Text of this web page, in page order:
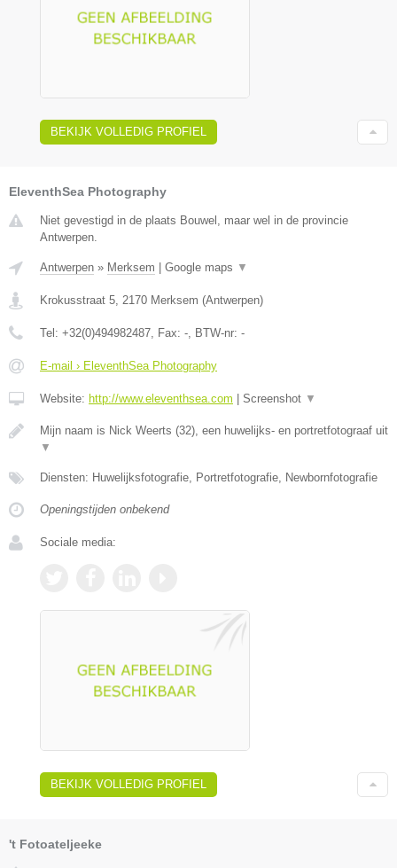
BEKIJK VOLLEDIG PROFIEL
EleventhSea Photography
Niet gevestigd in de plaats Bouwel, maar wel in de provincie
Antwerpen.
Antwerpen » Merksem Google maps ▼
Krokusstraat 5, 2170 Merksem (Antwerpen)
Tel: +32(0)494982487, Fax: -, BTW-nr: -
E-mail › EleventhSea Photography
Website: http://www.eleventhsea.com Screenshot ▼
Mijn naam is Nick Weerts (32), een huwelijks- en portretfotograaf uit
▼
Diensten: Huwelijksfotografie, Portretfotografie, Newbornfotografie
Openingstijden onbekend
Sociale media:
BEKIJK VOLLEDIG PROFIEL
't Fotoateljeeke